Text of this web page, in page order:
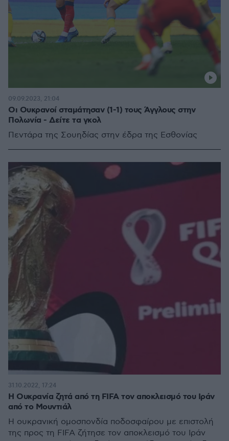
Οι Ουκρανοί σταμάτησαν (1-1) τους Άγγλους στην
Πολωνία - Δείτε τα γκολ
Πεντάρα της Σουηδίας στην έδρα της Εσθονίας
09.09.2023, 21:04
Η Ουκρανία ζητά από τη FIFA τον αποκλεισμό του Ιράν
από το Μουντιάλ
Η ουκρανική ομοσπονδία ποδοσφαίρου με επιστολή
της προς τη FIFA ζήτησε τον αποκλεισμό του Ιράν
31.10.2022, 17:24